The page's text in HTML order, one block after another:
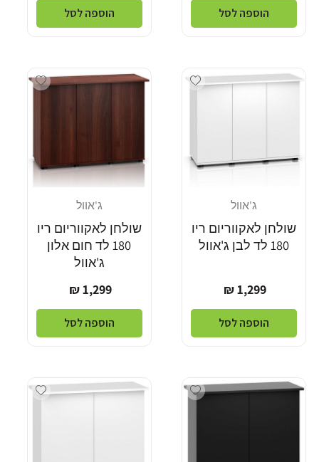
הוספה לסל הוספה לסל
Add wishlist
ג'אוול
שולחן לאקווריום ריו
180 לד לבן ג'אוול
מחיר
רגיל
1,299 ₪
הוספה לסל
wishlist
ג'אוול
שולחן לאקווריום ריו
180 לד חום אלון
ג'אוול
מחיר
רגיל
1,299 ₪
הוספה לסל
Add wishlist
wishlist